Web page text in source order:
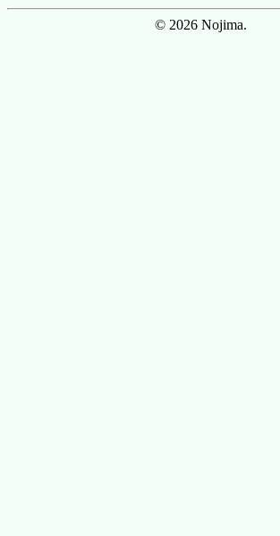
© 2026 Nojima.